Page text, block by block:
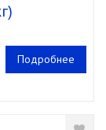
Подробнее